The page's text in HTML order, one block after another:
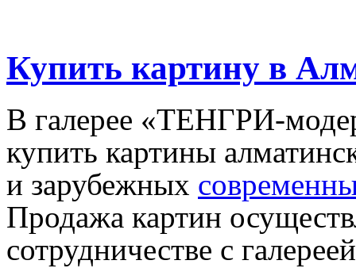
Купить картину в
В галерее «ТЕНГРИ-
купить картины
и зарубежных
Продажа картин
сотрудничестве с